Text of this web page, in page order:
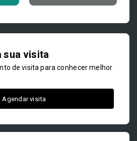
sua visita
de visita para conhecer melhor
Agendar visita